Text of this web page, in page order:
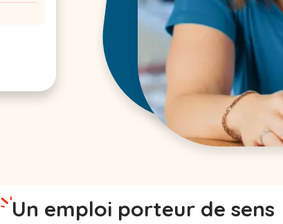
Un emploi porteur de sens